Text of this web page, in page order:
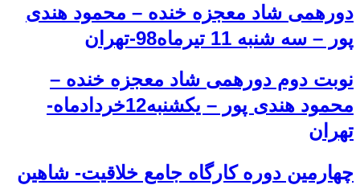
دورهمی شاد معجزه خنده – محمود هندی
پور – سه شنبه 11 تیرماه98-تهران
نوبت دوم دورهمی شاد معجزه خنده –
محمود هندی پور – یکشنبه12خردادماه-
تهران
چهارمین دوره کارگاه جامع خلاقیت- شاهین